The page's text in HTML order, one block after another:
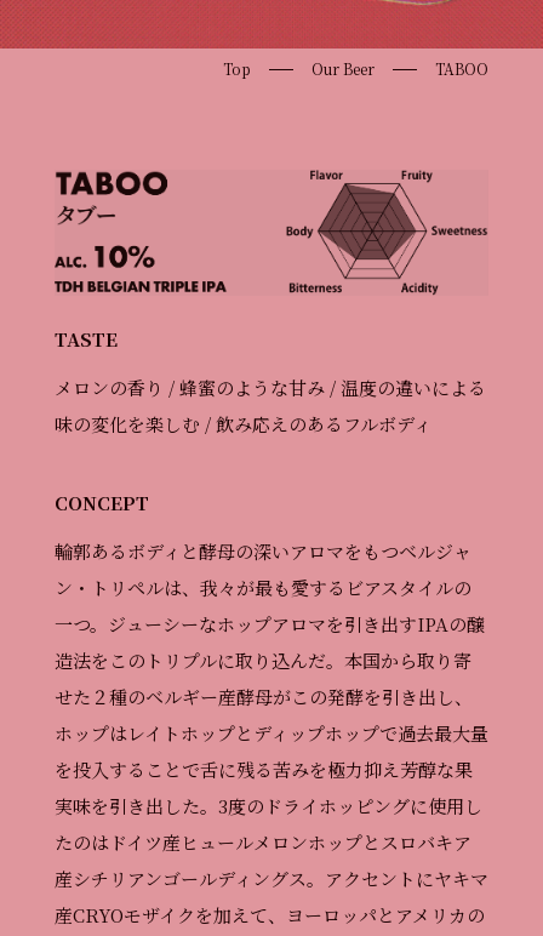
Top Our Beer TABOO
TASTE
メロンの香り / 蜂蜜のような甘み / 温度の違いによる
味の変化を楽しむ / 飲み応えのあるフルボディ
CONCEPT
輪郭あるボディと酵母の深いアロマをもつベルジャ
ン・トリペルは、我々が最も愛するビアスタイルの
一つ。ジューシーなホップアロマを引き出すIPAの醸
造法をこのトリプルに取り込んだ。本国から取り寄
せた２種のベルギー産酵母がこの発酵を引き出し、
ホップはレイトホップとディップホップで過去最大量
を投入することで舌に残る苦みを極力抑え芳醇な果
実味を引き出した。3度のドライホッピングに使用し
たのはドイツ産ヒュールメロンホップとスロバキア
産シチリアンゴールディングス。アクセントにヤキマ
産CRYOモザイクを加えて、ヨーロッパとアメリカの